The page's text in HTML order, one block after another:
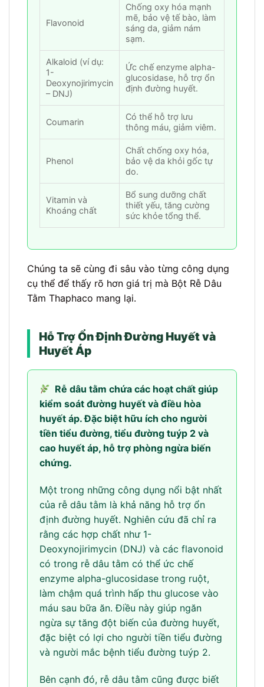
Flavonoid
Chống oxy hóa mạnh
mẽ, bảo vệ tế bào, làm
sáng da, giảm nám
sạm.
Alkaloid (ví dụ:
1-
Deoxynojirimycin
– DNJ)
Ức chế enzyme alpha-
glucosidase, hỗ trợ ổn
định đường huyết.
Coumarin
Có thể hỗ trợ lưu
thông máu, giảm viêm.
Phenol
Chất chống oxy hóa,
bảo vệ da khỏi gốc tự
do.
Vitamin và
Khoáng chất
Bổ sung dưỡng chất
thiết yếu, tăng cường
sức khỏe tổng thể.
Chúng ta sẽ cùng đi sâu vào từng công dụng
cụ thể để thấy rõ hơn giá trị mà Bột Rễ Dâu
Tằm Thaphaco mang lại.
Hỗ Trợ Ổn Định Đường Huyết và
Huyết Áp
Rễ dâu tằm chứa các hoạt chất giúp
kiểm soát đường huyết và điều hòa
huyết áp. Đặc biệt hữu ích cho người
tiền tiểu đường, tiểu đường tuýp 2 và
cao huyết áp, hỗ trợ phòng ngừa biến
chứng.
Một trong những công dụng nổi bật nhất
của rễ dâu tằm là khả năng hỗ trợ ổn
định đường huyết. Nghiên cứu đã chỉ ra
rằng các hợp chất như 1-
Deoxynojirimycin (DNJ) và các flavonoid
có trong rễ dâu tằm có thể ức chế
enzyme alpha-glucosidase trong ruột,
làm chậm quá trình hấp thu glucose vào
máu sau bữa ăn. Điều này giúp ngăn
ngừa sự tăng đột biến của đường huyết,
đặc biệt có lợi cho người tiền tiểu đường
và người mắc bệnh tiểu đường tuýp 2.
Bên cạnh đó, rễ dâu tằm cũng được biết